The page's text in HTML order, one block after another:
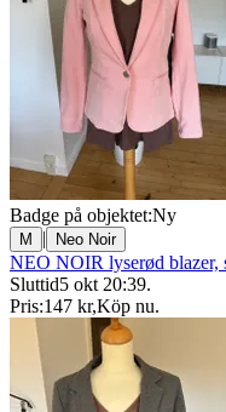
Badge på objektet:Ny
M | Neo Noir
NEO NOIR lyserød blazer,
Sluttid5 okt 20:39.
Pris:147 kr,Köp nu.